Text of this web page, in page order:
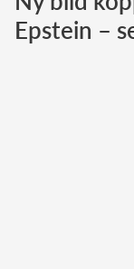
Epstein –